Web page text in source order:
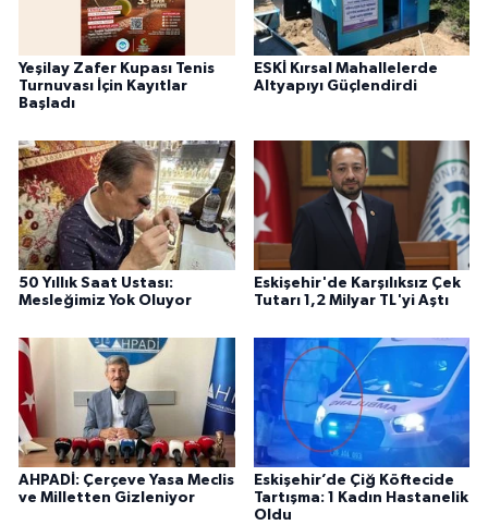
Yeşilay Zafer Kupası Tenis
Turnuvası İçin Kayıtlar
Başladı
ESKİ Kırsal Mahallelerde
Altyapıyı Güçlendirdi
50 Yıllık Saat Ustası:
Mesleğimiz Yok Oluyor
Eskişehir'de Karşılıksız Çek
Tutarı 1,2 Milyar TL'yi Aştı
AHPADİ: Çerçeve Yasa Meclis
ve Milletten Gizleniyor
Eskişehir’de Çiğ Köftecide
Tartışma: 1 Kadın Hastanelik
Oldu